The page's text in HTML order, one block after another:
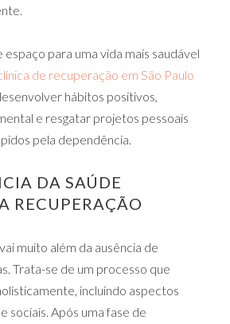
para uma vida mais saudável
de recuperação em São Paulo
hábitos positivos,
e resgatar projetos pessoais
pela dependência.
DA SAÚDE
RECUPERAÇÃO
muito além da ausência de
Trata-se de um processo que
incluindo aspectos
sociais. Após uma fase de